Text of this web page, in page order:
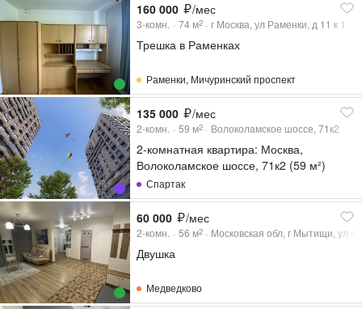
160 000 /мес
3-комн. 74 м2 г Москва, ул Раменки, д 11 к 1
Трешка в Раменках
Раменки, Мичуринский проспект
135 000 /мес
2-комн. 59 м2 Волоколамское шоссе, 71к2
2-комнатная квартира: Москва,
Волоколамское шоссе, 71к2 (59 м²)
Спартак
60 000 /мес
2-комн. 56 м2 Московская обл, г Мытищи, ул
Двушка
Медведково